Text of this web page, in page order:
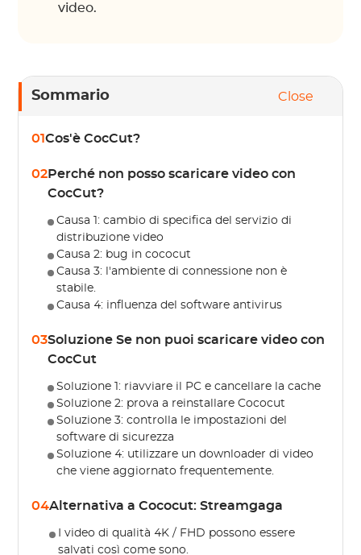
video.
Sommario Close
01Cos'è CocCut?
02Perché non posso scaricare video con
CocCut?
Causa 1: cambio di specifica del servizio di
distribuzione video
Causa 2: bug in cococut
Causa 3: l'ambiente di connessione non è
stabile.
Causa 4: influenza del software antivirus
03Soluzione Se non puoi scaricare video con
CocCut
Soluzione 1: riavviare il PC e cancellare la cache
Soluzione 2: prova a reinstallare Cococut
Soluzione 3: controlla le impostazioni del
software di sicurezza
Soluzione 4: utilizzare un downloader di video
che viene aggiornato frequentemente.
04Alternativa a Cococut: Streamgaga
I video di qualità 4K / FHD possono essere
salvati così come sono.